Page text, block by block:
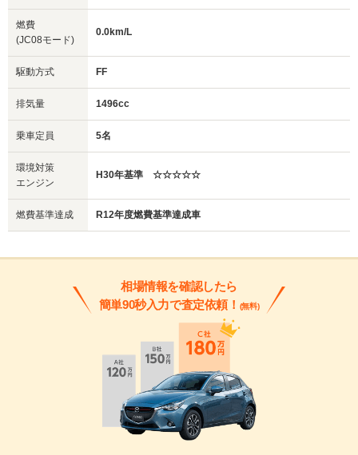
燃費
(JC08モード)
0.0km/L
駆動方式 FF
排気量 1496cc
乗車定員 5名
環境対策
エンジン
H30年基準 ☆☆☆☆☆
燃費基準達成 R12年度燃費基準達成車
相場情報を確認したら
簡単90秒入力で査定依頼！ (無料)